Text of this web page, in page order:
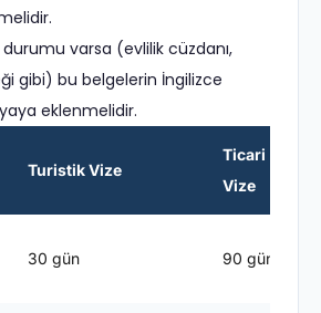
durumu varsa (evlilik cüzdanı,
gibi) bu belgelerin İngilizce
eklenmelidir.
Turistik Vize
Ticari
Vize
30 gün 90 gün